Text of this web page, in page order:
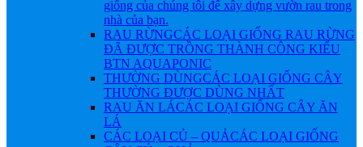
giống của chúng tôi để xây dựng vườn rau trong
nhà của bạn.
RAU RỪNGCÁC LOẠI GIỐNG RAU RỪNG
ĐÃ ĐƯỢC TRỒNG THÀNH CÔNG KIỂU
BTN AQUAPONIC
THƯỜNG DÙNGCÁC LOẠI GIỐNG CÂY
THƯỜNG ĐƯỢC DÙNG NHẤT
RAU ĂN LÁCÁC LOẠI GIỐNG CÂY ĂN
LÁ
CÁC LOẠI CỦ – QUẢCÁC LOẠI GIỐNG